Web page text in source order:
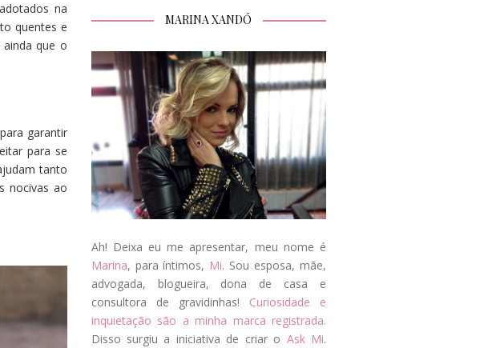
na
quentes e
que o
garantir
para se
tanto
nocivas ao
MARINA XANDÓ
Ah! Deixa eu me apresentar, meu nome é
Marina, para íntimos, Mi. Sou esposa, mãe,
advogada, blogueira, dona de casa e
consultora de gravidinhas! Curiosidade e
inquietação são a minha marca registrada.
Disso surgiu a iniciativa de criar o Ask Mi.